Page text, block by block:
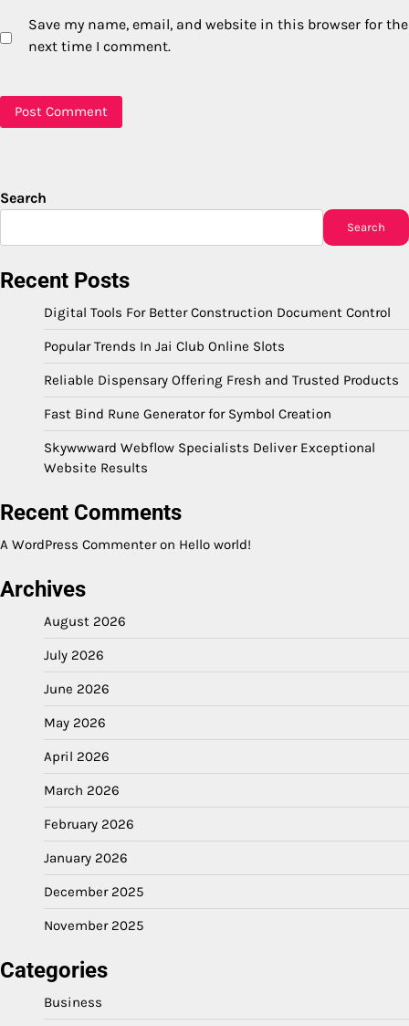
Save my name, email, and website in this browser for the
next time I comment.
Search
Search
Recent Posts
Digital Tools For Better Construction Document Control
Popular Trends In Jai Club Online Slots
Reliable Dispensary Offering Fresh and Trusted Products
Fast Bind Rune Generator for Symbol Creation
Skywwward Webflow Specialists Deliver Exceptional
Website Results
Recent Comments
A WordPress Commenteron Hello world!
Archives
August 2026
July 2026
June 2026
May 2026
April 2026
March 2026
February 2026
January 2026
December 2025
November 2025
Categories
Business